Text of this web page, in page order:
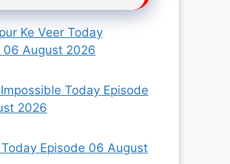
Ke Veer Today
06 August 2026
Today Episode
2026
Episode 06 August